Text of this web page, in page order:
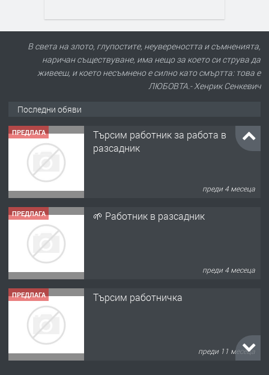
В света на злото, глупостите, неувереността и съмненията,
наричан съществуване, има нещо за което си струва да
живееш, и което несъмнено е силно като смъртта: това е
ЛЮБОВТА.- Хенрик Сенкевич
Последни обяви
ПРЕДЛАГА
Търсим работник за работа в
разсадник
преди 4 месеца
ПРЕДЛАГА 🌱 Работник в разсадник
преди 4 месеца
ПРЕДЛАГА Търсим работничка
преди 11 месеца